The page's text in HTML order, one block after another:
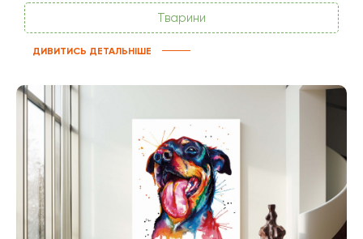
Тварини
ДИВИТИСЬ ДЕТАЛЬНІШЕ